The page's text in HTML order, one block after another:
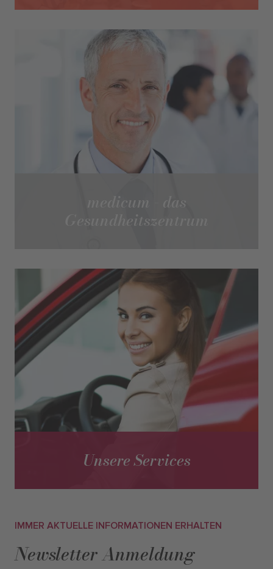
medicum - das
Gesundheitszentrum
Unsere Services
IMMER AKTUELLE INFORMATIONEN ERHALTEN
Newsletter Anmeldung